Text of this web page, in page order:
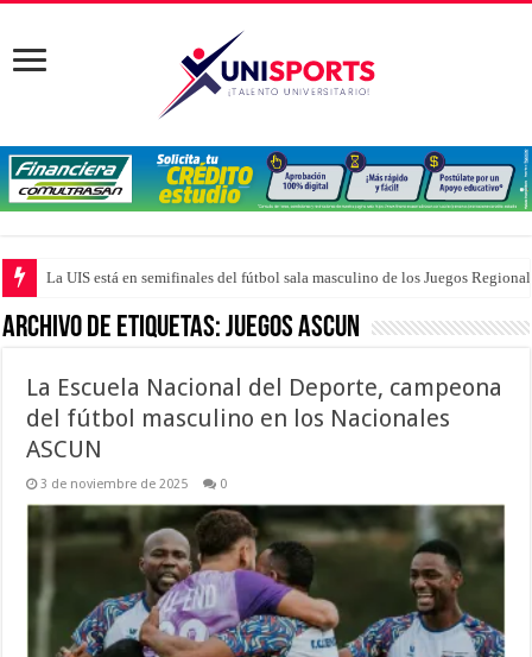
La UIS está en semifinales del fútbol sala masculino de los Juegos
Archivo de Etiquetas:Juegos Ascun
La Escuela Nacional del Deporte, campeona
del fútbol masculino en los Nacionales
ASCUN
3 de noviembre de 2025 0